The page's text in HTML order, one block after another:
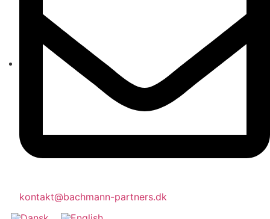
kontakt@bachmann-partners.dk